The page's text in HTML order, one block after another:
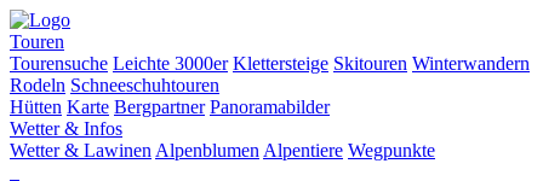
Touren
Tourensuche Leichte 3000er Klettersteige Skitouren Winterwandern
Rodeln Schneeschuhtouren
Hütten Karte Bergpartner Panoramabilder
Wetter & Infos
Wetter & Lawinen Alpenblumen Alpentiere Wegpunkte